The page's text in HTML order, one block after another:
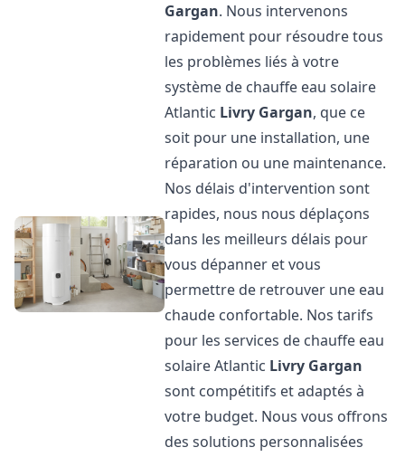
Gargan. Nous intervenons
rapidement pour résoudre tous
les problèmes liés à votre
système de chauffe eau solaire
Atlantic Livry Gargan, que ce
soit pour une installation, une
réparation ou une maintenance.
Nos délais d'intervention sont
rapides, nous nous déplaçons
dans les meilleurs délais pour
vous dépanner et vous
permettre de retrouver une eau
chaude confortable. Nos tarifs
pour les services de chauffe eau
solaire Atlantic Livry Gargan
sont compétitifs et adaptés à
votre budget. Nous vous offrons
des solutions personnalisées